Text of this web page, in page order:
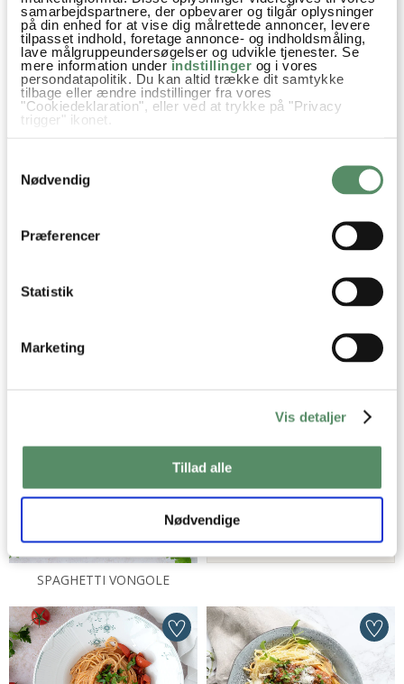
samarbejdspartnere, der opbevarer og tilgår oplysninger
på din enhed for at vise dig målrettede annoncer, levere
tilpasset indhold, foretage annonce- og indholdsmåling,
lave målgruppeundersøgelser og udvikle tjenester. Se
mere information under indstillinger og i vores
persondatapolitik. Du kan altid trække dit samtykke
tilbage eller ændre indstillinger fra vores
"Cookiedeklaration", eller ved at trykke på "Privacy
trigger" ikonet.
Indsamle præcise oplysninger om din placering,
der kan være nøjagtig inden for få meter
Identificere din enhed baseret på en scanning af
Nødvendig
Præferencer
Statistik
Marketing
Vis detaljer
Tillad alle
Nødvendige
ONE POT PASTA MED SPINAT
ONE POT PASTA MED
SPAGHETTI VONGOLE
GEM DINE FAVORITTER
Gem dine yndlingsopskrifter, så
du nemt og hurtigt kan finde dem
LÆS MERE HER